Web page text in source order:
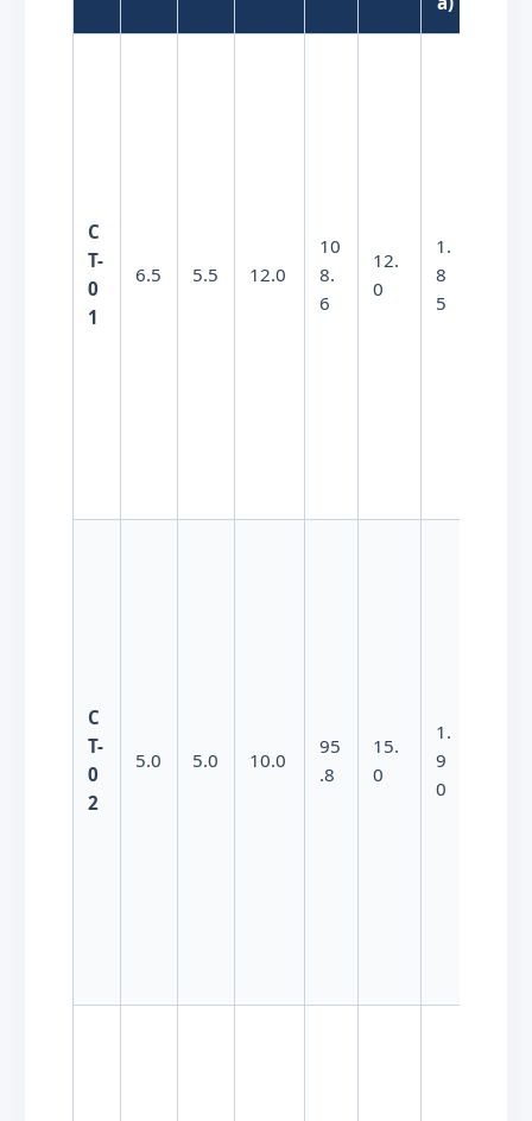
d
a)
C
T-
0
1
6.5 5.5 12.0
10
8.
6
12.
0
1.
8
5
C
T-
0
2
5.0 5.0 10.0
95
.8
15.
0
1.
9
0